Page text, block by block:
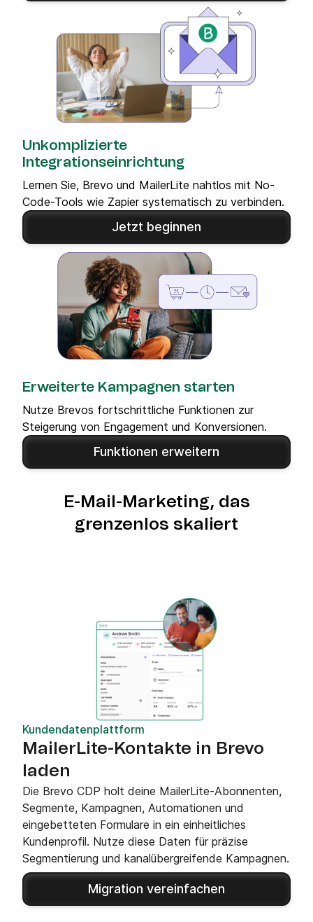
Unkomplizierte
Integrationseinrichtung
Lernen Sie, Brevo und MailerLite nahtlos mit No-
Code-Tools wie Zapier systematisch zu verbinden.
Jetzt beginnen
Erweiterte Kampagnen starten
Nutze Brevos fortschrittliche Funktionen zur
Steigerung von Engagement und Konversionen.
Funktionen erweitern
E-Mail-Marketing, das
grenzenlos skaliert
Kundendatenplattform
MailerLite-Kontakte in Brevo
laden
Die Brevo CDP holt deine MailerLite-Abonnenten,
Segmente, Kampagnen, Automationen und
eingebetteten Formulare in ein einheitliches
Kundenprofil. Nutze diese Daten für präzise
Segmentierung und kanalübergreifende Kampagnen.
Migration vereinfachen